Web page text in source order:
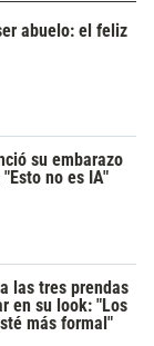
abuelo: el feliz
su embarazo
no es IA"
las tres prendas
en su look: "Los
más formal"